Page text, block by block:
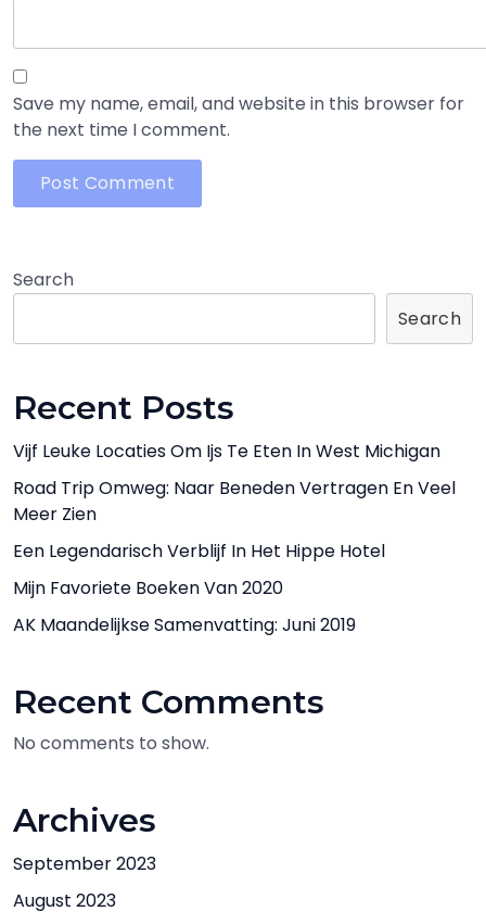
Save my name, email, and website in this browser for
the next time I comment.
Search
Search
Recent Posts
Vijf Leuke Locaties Om Ijs Te Eten In West Michigan
Road Trip Omweg: Naar Beneden Vertragen En Veel
Meer Zien
Een Legendarisch Verblijf In Het Hippe Hotel
Mijn Favoriete Boeken Van 2020
AK Maandelijkse Samenvatting: Juni 2019
Recent Comments
No comments to show.
Archives
September 2023
August 2023